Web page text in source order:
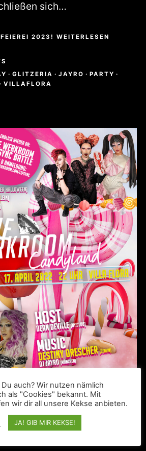
sich…
2023! WEITERLESEN
· GLITZERIA · JAYRO · PARTY ·
· VILLAFLORA
BUNT: THE
auch? Wir nutzen nämlich
als "Cookies" bekannt. Mit
wir dir all unsere Kekse anbieten.
JA! GIB MIR KEKSE!